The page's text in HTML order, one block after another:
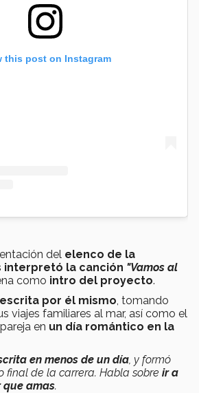
this post on Instagram
del elenco de la
interpretó la canción "Vamos al
como intro del proyecto.
por él mismo, tomando
viajes familiares al mar, así como el
en un día romántico en la
en menos de un día, y formó
final de la carrera. Habla sobre ir a
que amas.